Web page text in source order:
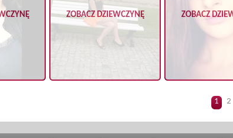
ZOBACZ DZIEWCZYNĘ ZOBACZ
1 2